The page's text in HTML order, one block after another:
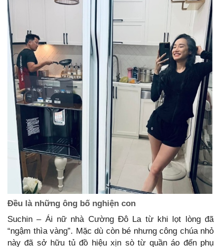
Đều là những ông bố nghiện con
Suchin – Ái nữ nhà Cường Đô La từ khi lọt lòng đã
“ngậm thìa vàng”. Mặc dù còn bé nhưng công chúa nhỏ
này đã sở hữu tủ đồ hiệu xịn sò từ quần áo đến phụ